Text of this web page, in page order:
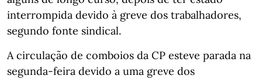
interrompida devido à greve dos trabalhadores,
segundo fonte sindical.
A circulação de comboios da CP esteve parada na
segunda-feira devido a uma greve dos